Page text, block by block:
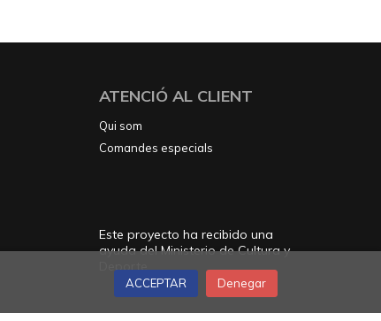
ATENCIÓ AL CLIENT
Qui som
Comandes especials
Este proyecto ha recibido una
ayuda del Ministerio de Cultura y
Deporte
ACCEPTAR Denegar